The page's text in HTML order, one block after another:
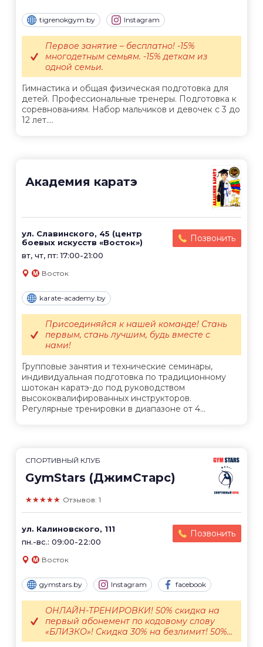
tigrenokgym.by Instagram
Гимнастика и общая физическая подготовка для
детей. Профессиональные тренеры. Подготовка к
соревнованиям. Набор мальчиков и девочек с 3 до
12 лет....
Первое занятие – бесплатно! -15%
многодетным семьям. -15% деткам из
одной семьи.
Академия каратэ
ул. Славинского, 45 (центр
боевых искусств «Восток»)
вт, чт, пт: 17:00-21:00
Позвонить
Восток
karate-academy.by
Групповые занятия и технические семинары,
индивидуальная подготовка по традиционному
шотокан каратэ-до под руководством
высококвалифированных инструкторов.
Регулярные тренировки в диапазоне от 4...
Присоединяйся к нашей команде! Стань
первым, стань лучшим, будь вместе с
нами!
СПОРТИВНЫЙ КЛУБ
GymStars (ДжимСтарс)
★★★★★ Отзывов: 1
ул. Калиновского, 111
пн.-вс.: 09:00-22:00
Позвонить
Восток
gymstars.by Instagram facebook
ОНЛАЙН-ТРЕНИРОВКИ! 50% скидка на
первый абонемент по кодовому слову
«БЛИЗКО»! Скидка 30% на безлимит! 50%...